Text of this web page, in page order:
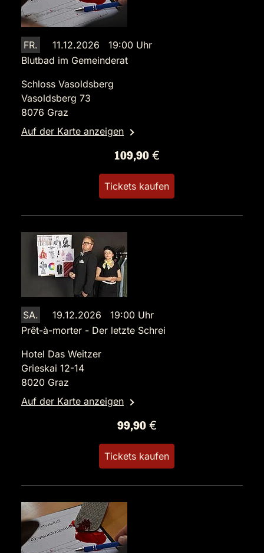
FR.
11.12.2026 19:00 Uhr
Blutbad im Gemeinderat
Schloss Vasoldsberg
Vasoldsberg 73
8076 Graz
Auf der Karte anzeigen
109,90 €
Tickets kaufen
SA.
19.12.2026 19:00 Uhr
Prêt-à-morter - Der letzte Schrei
Hotel Das Weitzer
Grieskai 12-14
8020 Graz
Auf der Karte anzeigen
99,90 €
Tickets kaufen